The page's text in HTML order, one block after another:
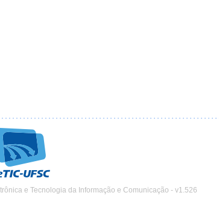
e Tecnologia da Informação e Comunicação - v1.526